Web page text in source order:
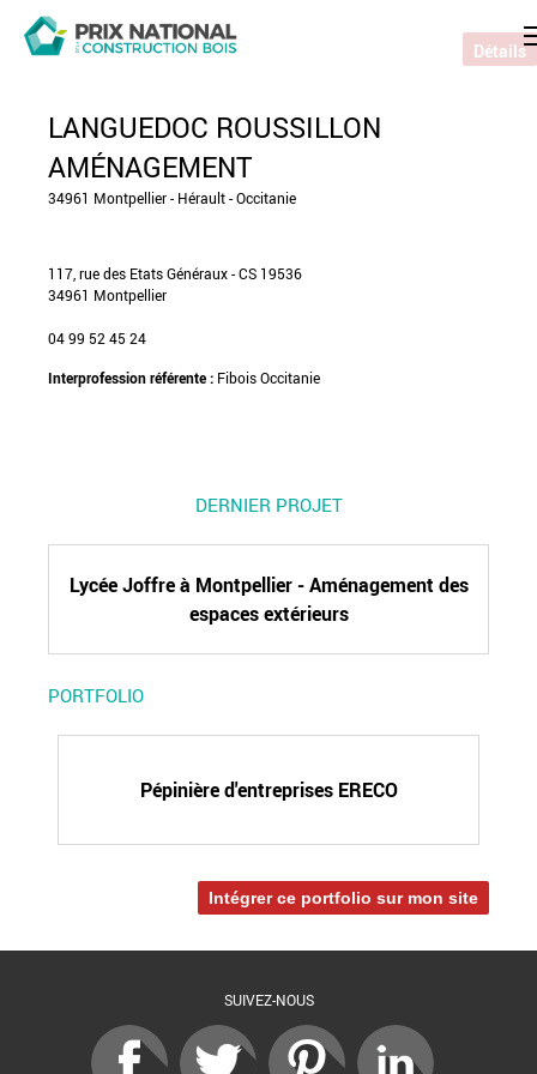
LANGUEDOC ROUSSILLON
AMÉNAGEMENT
34961 Montpellier - Hérault - Occitanie
117, rue des Etats Généraux - CS 19536
34961 Montpellier
04 99 52 45 24
Interprofession référente : Fibois Occitanie
DERNIER PROJET
Lycée Joffre à Montpellier - Aménagement des
espaces extérieurs
Détails
PORTFOLIO
Pépinière d'entreprises ERECO
Intégrer ce portfolio sur mon site
SUIVEZ-NOUS